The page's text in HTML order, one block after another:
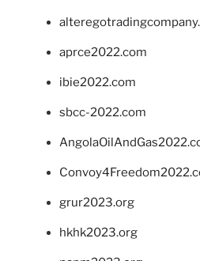
aprce2022.com
ibie2022.com
sbcc-2022.com
grur2023.org
hkhk2023.org